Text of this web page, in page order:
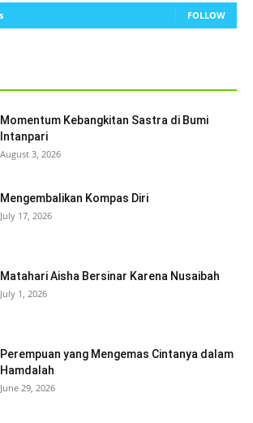
FOLLOW
Momentum Kebangkitan Sastra di Bumi
Intanpari
August 3, 2026
Mengembalikan Kompas Diri
July 17, 2026
Matahari Aisha Bersinar Karena Nusaibah
July 1, 2026
Perempuan yang Mengemas Cintanya dalam
Hamdalah
June 29, 2026